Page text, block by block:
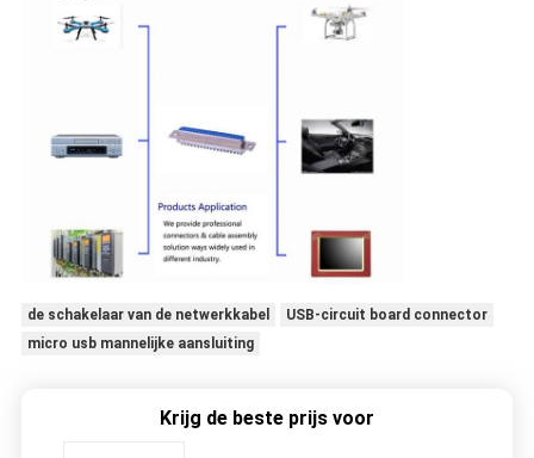
de schakelaar van de netwerkkabel
USB-circuit board connector
micro usb mannelijke aansluiting
Krijg de beste prijs voor